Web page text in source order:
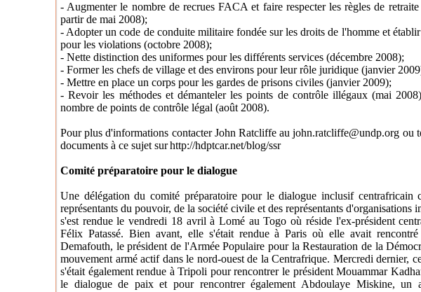
- Augmenter le nombre de recrues FACA et faire respecter les règles de
partir de mai 2008);
- Adopter un code de conduite militaire fondée sur les droits de l'homme et
pour les violations (octobre 2008);
- Nette distinction des uniformes pour les différents services (décembre 2008);
- Former les chefs de village et des environs pour leur rôle juridique (janvier
- Mettre en place un corps pour les gardes de prisons civiles (janvier 2009);
- Revoir les méthodes et démanteler les points de contrôle illégaux (mai
nombre de points de contrôle légal (août 2008).
Pour plus d'informations contacter John Ratcliffe au john.ratcliffe@undp.org ou
documents à ce sujet surhttp://hdptcar.net/blog/ssr
Comité préparatoire pour le dialogue
Une délégation du comité préparatoire pour le dialogue inclusif centrafricain
représentants du pouvoir, de la société civile et des représentants d'organisations
s'est rendue le vendredi 18 avril à Lomé au Togo où réside l'ex-président
Félix Patassé. Bien avant, elle s'était rendue à Paris où elle avait rencontré
Demafouth, le président de l'Armée Populaire pour la Restauration de la
mouvement armé actif dans le nord-ouest de la Centrafrique. Mercredi dernier,
s'était également rendue à Tripoli pour rencontrer le président Mouammar
le dialogue de paix et pour rencontrer également Abdoulaye Miskine, un